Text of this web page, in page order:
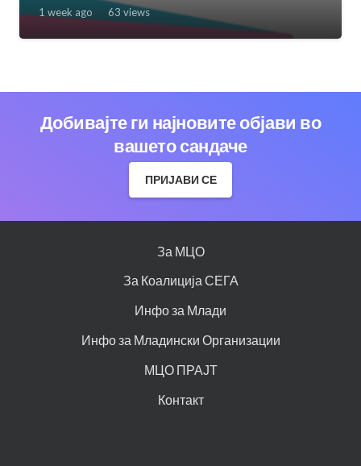
1 week ago 63 views
Добивајте ги најновите објави во
вашето сандаче
ПРИЈАВИ СЕ
За МЦО
За Коалиција СЕГА
Инфо за Млади
Инфо за Младински Организации
МЦО ПРАЈТ
Контакт